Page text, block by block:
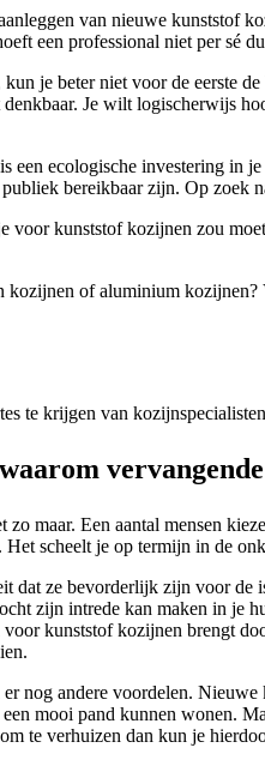
van nieuwe
een professional niet per sé
je beter niet voor de eerste
Je wilt logischerwijs
ecologische investering in
bereikbaar zijn. Op zoek
voor kunststof kozijnen zou
of aluminium
te krijgen van
maar. Een aantal mensen
scheelt je op termijn in de
dat ze bevorderlijk zijn voor
zijn intrede kan maken in
kunststof kozijnen brengt
nog andere voordelen.
mooi pand kunnen wonen.
te verhuizen dan kun je